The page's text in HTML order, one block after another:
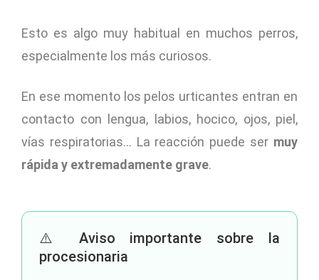
Esto es algo muy habitual en muchos perros,
especialmente los más curiosos.
En ese momento los pelos urticantes entran en
contacto con lengua, labios, hocico, ojos, piel,
vías respiratorias… La reacción puede ser muy
rápida y extremadamente grave.
⚠️ Aviso importante sobre la
procesionaria